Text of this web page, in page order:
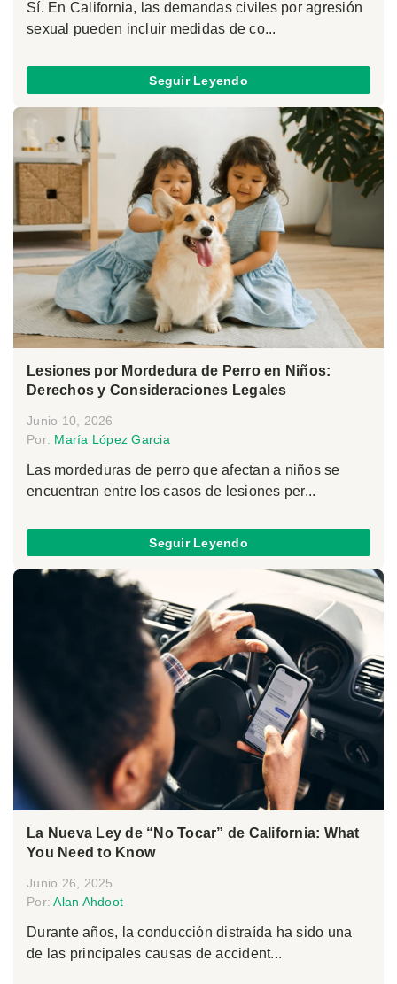
Sí. En California, las demandas civiles por agresión
sexual pueden incluir medidas de co...
Seguir Leyendo
Lesiones por Mordedura de Perro en Niños:
Derechos y Consideraciones Legales
Junio 10, 2026
Por: María López Garcia
Las mordeduras de perro que afectan a niños se
encuentran entre los casos de lesiones per...
Seguir Leyendo
La Nueva Ley de “No Tocar” de California: What
You Need to Know
Junio 26, 2025
Por:Alan Ahdoot
Durante años, la conducción distraída ha sido una
de las principales causas de accident...